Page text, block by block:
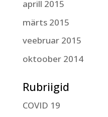
aprill 2015
märts 2015
veebruar 2015
oktoober 2014
Rubriigid
COVID 19